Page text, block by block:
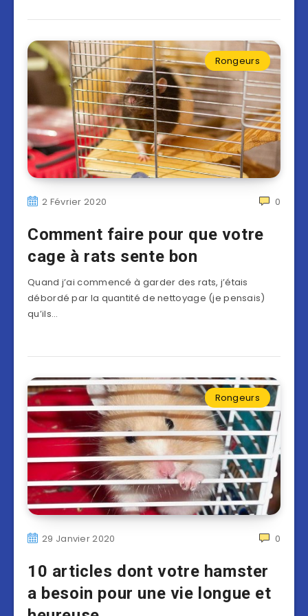
Rongeurs
2 Février 2020 0
Comment faire pour que votre
cage à rats sente bon
Quand j’ai commencé à garder des rats, j’étais
débordé par la quantité de nettoyage (je pensais)
qu’ils…
Rongeurs
29 Janvier 2020 0
10 articles dont votre hamster
a besoin pour une vie longue et